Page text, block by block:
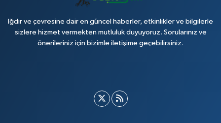
Iğdır ve çevresine dair en güncel haberler, etkinlikler ve bilgilerle
sizlere hizmet vermekten mutluluk duyuyoruz. Sorularınız ve
önerileriniz için bizimle iletişime geçebilirsiniz.